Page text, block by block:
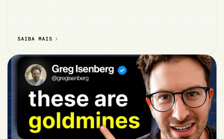
SAIBA MAIS